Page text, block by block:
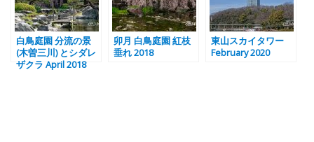
白鳥庭園 分流の景
(木曽三川) とシダレ
ザクラ April 2018
卯月 白鳥庭園 紅枝
垂れ 2018
東山スカイタワー
February 2020